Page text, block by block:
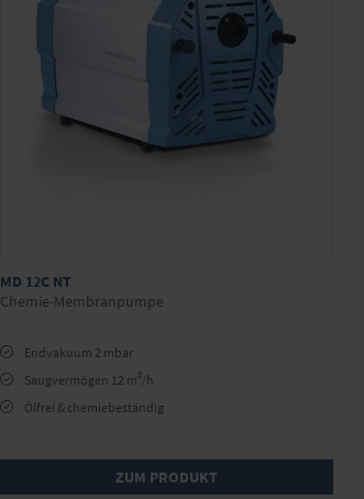
MD 12C NT
Chemie-Membranpumpe
Endvakuum 2 mbar
Saugvermögen 12 m 3/h
Ölfrei & chemiebeständig
ZUM PRODUKT